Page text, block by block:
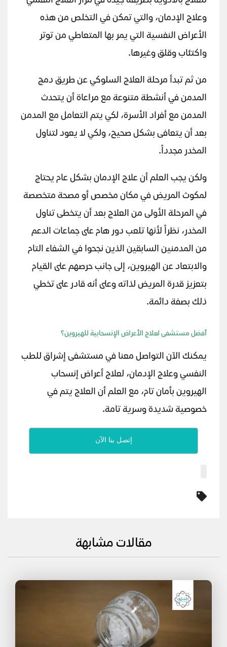
وعلاج الإدمان، والتي تمكن في التخلص من هذه
الأعراض النفسية التي يمر بها المتعاطي من توتر
واكتئاب وقلق وغيرها.
من ثم تبدأ مرحلة العلاج السلوكي عن طريق دمج
المدمن في أنشطة متنوعة مع مراعاة أن يتحدث
المدمن مع أفراد الأسرة، لكي يتم التعامل مع المدمن
بعد أن يتعافى بشكل صحيح، ولكي لا يعود لتناول
المخدر مجدداً.
ولكن يجب العلم أن علاج الإدمان بشكل عام يحتاج
لمكوث المريض في مكان مخصص أو مصحة متخصصة
في المرحلة الأولى من العلاج بعد أن يتخطى تناول
المخدر، نظراً لأنها تلعب دور هام على جماعات الدعم
من المدمنين السابقين الذين نجحوا في الشفاء التام
والابتعاد عن الهيروين، إلى جانب حرصهم على القيام
بتعزيز قدرة المريض لذاته وعلى أنه قادر على تخطي
ذلك بصفة دائمة.
أفضل مستشفى لعلاج الأعراض الإنسحابية للهيروين؟
يمكنك الآن التواصل معنا في مستشفى إشراق للطب
النفسي وعلاج الإدمان، لعلاج أعراض إنسحاب
الهيروين بأمان تام، مع العلم أن العلاج يتم في
خصوصية شديدة وسرية تامة.
إتصل بنا الآن
مقالات مشابهة